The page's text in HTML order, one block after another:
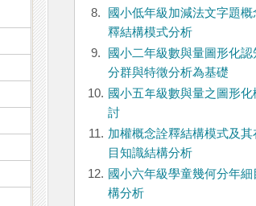
8.
國小低年級加減法文字題
釋結構模式分析
9.
國小二年級數與量圖形化
分群與特徵分析為基礎
10. 國小五年級數與量之圖形
討
11. 加權概念詮釋結構模式及
目知識結構分析
12. 國小六年級學童幾何分年
構分析